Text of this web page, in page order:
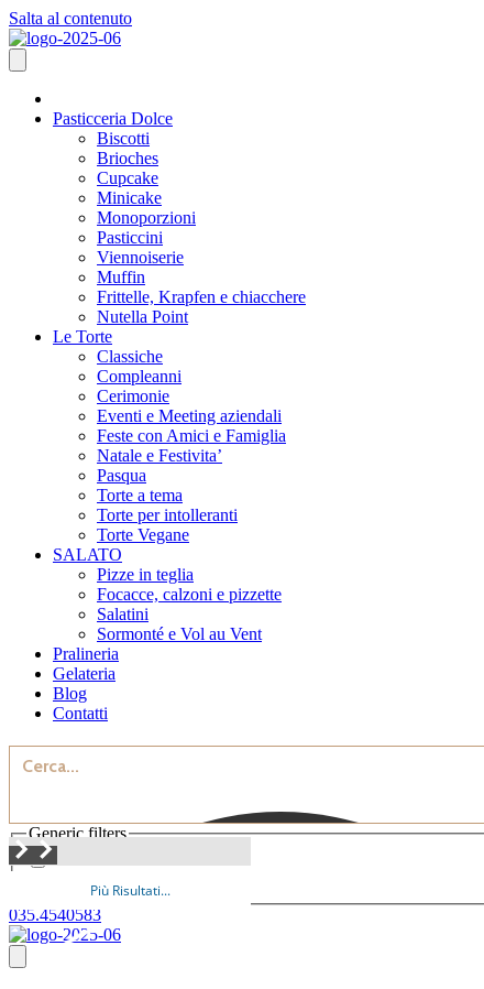
Salta al contenuto
Pasticceria Dolce
Biscotti
Brioches
Cupcake
Minicake
Monoporzioni
Pasticcini
Viennoiserie
Muffin
Frittelle, Krapfen e chiacchere
Nutella Point
Le Torte
Classiche
Compleanni
Cerimonie
Eventi e Meeting aziendali
Feste con Amici e Famiglia
Natale e Festivita’
Pasqua
Torte a tema
Torte per intolleranti
Torte Vegane
SALATO
Pizze in teglia
Focacce, calzoni e pizzette
Salatini
Sormonté e Vol au Vent
Pralineria
Gelateria
Blog
Contatti
Più Risultati...
Generic filters
Exact matches only
035.4540583